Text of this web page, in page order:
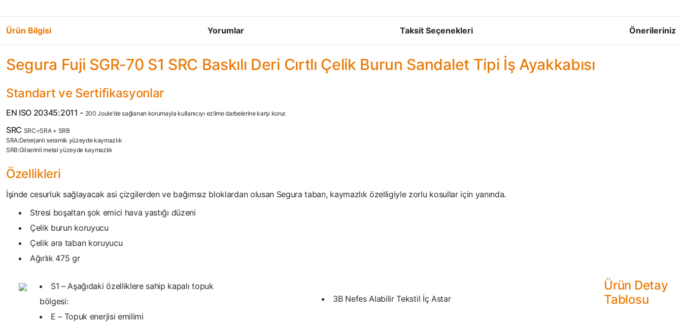
Ürün Bilgisi Yorumlar Taksit Seçenekleri Önerileriniz
Segura Fuji SGR-70 S1 SRC Baskılı Deri Cırtlı Çelik Burun Sandalet Tipi İş Ayakkabısı
Standart ve Sertifikasyonlar
EN ISO 20345:2011 - 200 Joule'de sağlanan korumayla kullanıcıyı ezilme darbelerine karşı korur.
SRC SRC=SRA + SRB
SRA:Deterjanlı seramik yüzeyde kaymazlık
SRB:Gliserinli metal yüzeyde kaymazlık
Özellikleri
İşinde cesurluk sağlayacak asi çizgilerden ve bağımsız bloklardan olusan Segura taban, kaymazlık özelligiyle zorlu kosullar için yanında.
Stresi boşaltan şok emici hava yastığı düzeni
Çelik burun koruyucu
Çelik ara taban koruyucu
Ağırlık 475 gr
S1 – Aşağıdaki özelliklere sahip kapalı topuk
bölgesi:
E – Topuk enerjisi emilimi
3B Nefes Alabilir Tekstil İç Astar
Ürün Detay
Tablosu